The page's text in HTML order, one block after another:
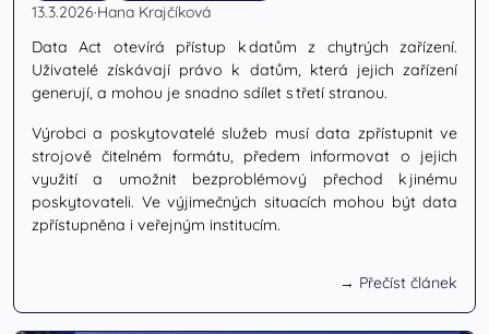
13.3.2026·Hana Krajčíková
Data Act otevírá přístup k datům z chytrých zařízení.
Uživatelé získávají právo k datům, která jejich zařízení
generují, a mohou je snadno sdílet s třetí stranou.
Výrobci a poskytovatelé služeb musí data zpřístupnit ve
strojově čitelném formátu, předem informovat o jejich
využití a umožnit bezproblémový přechod k jinému
poskytovateli. Ve výjimečných situacích mohou být data
zpřístupněna i veřejným institucím.
→ Přečíst článek